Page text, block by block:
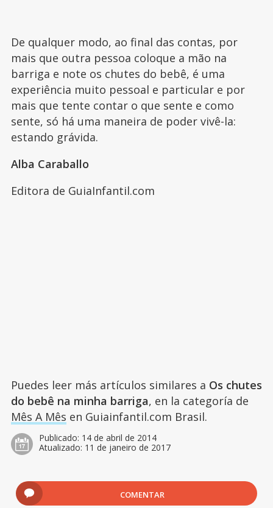
De qualquer modo, ao final das contas, por
mais que outra pessoa coloque a mão na
barriga e note os chutes do bebê, é uma
experiência muito pessoal e particular e por
mais que tente contar o que sente e como
sente, só há uma maneira de poder vivê-la:
estando grávida.
Alba Caraballo
Editora de GuiaInfantil.com
Puedes leer más artículos similares a Os chutes
do bebê na minha barriga, en la categoría de
Mês A Mês en Guiainfantil.com Brasil.
Publicado: 14 de abril de 2014
Atualizado: 11 de janeiro de 2017
COMENTAR